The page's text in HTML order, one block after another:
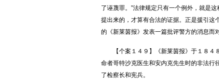
了诬蔑罪。”法律规定只有一个例外，就是
提出来的，才算有合法的证据。正是援引这
的《新莱茵报》发表一篇批评警方的消息而
【个案１４９】《新莱茵报》于１８４
命者哥特沙克医生和安内克先生时的非法行
了检察长和宪兵。